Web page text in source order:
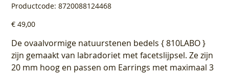
Productcode: Productcode
8720088124468
8720088124468
Prijs
€ 49,00
De ovaalvormige natuurstenen bedels { 810LABO }
zijn gemaakt van labradoriet met facetslijpsel. Ze zijn
20 mm hoog en passen om Earrings met maximaal 3